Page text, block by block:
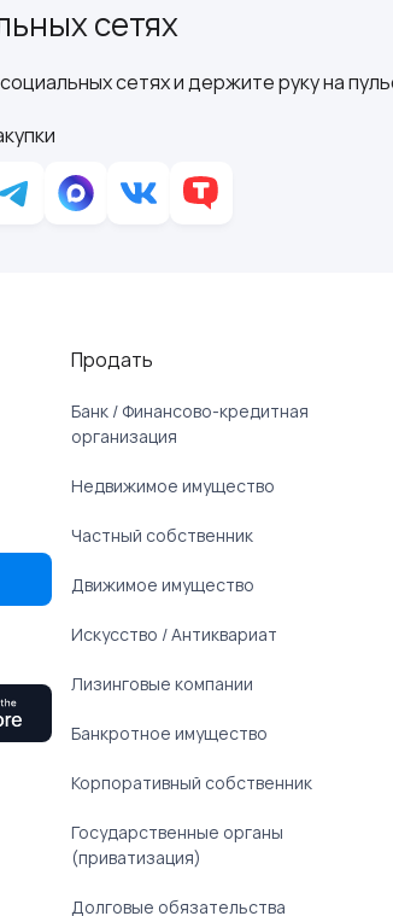
сетях
сетях и держите руку на
Продать
Банк / Финансово-кредитная
организация
Недвижимое имущество
Частный собственник
Движимое имущество
Искусство / Антиквариат
Лизинговые компании
Банкротное имущество
Корпоративный собственник
Государственные органы
(приватизация)
Долговые обязательства